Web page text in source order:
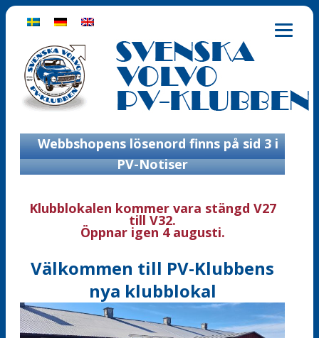
Webbshopens lösenord finns på sid 3 i
PV-Notiser
Klubblokalen kommer vara stängd V27
till V32.
Öppnar igen 4 augusti.
Välkommen till PV-Klubbens
nya klubblokal